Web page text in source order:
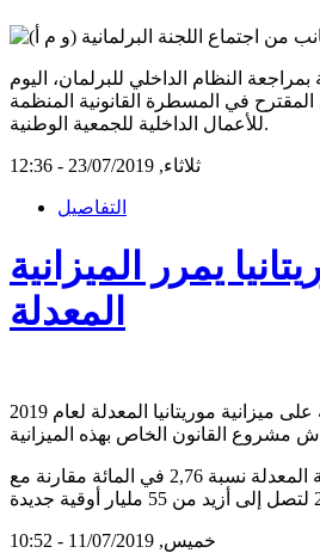
النظام الداخلي للبرلمان، اليوم
المقترح في المسطرة القانونية المنظمة
للأعمال الداخلية للجمعية الوطنية.
ثلاثاء, 23/07/2019 - 12:36
التفاصيل
يمرر الميزانية
المعدلة
صادقت الجمعية الوطنية على ميزانية موريتانيا المعدلة لعام 2019
وبلغت زيادة الميزانية المعدلة نسبة 2,76 في المائة مقارنة مع
خميس, 11/07/2019 - 10:52